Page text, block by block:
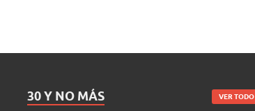
30 Y NO MÁS VER TODO